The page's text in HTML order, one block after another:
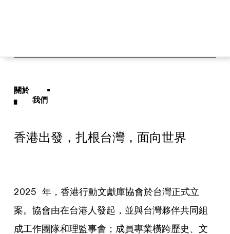
關於 ▪
▖ 我們
香港出發，扎根台灣，面向世界
2025 年，香港行動文獻庫協會於台灣正式立
案。協會由在台港人發起，並與台灣夥伴共同組
成工作團隊和理監事會；成員專業橫跨歷史、文